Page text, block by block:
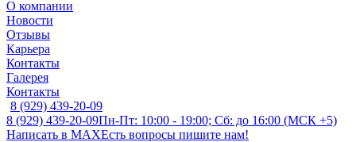
О компании
Новости
Отзывы
Карьера
Контакты
Галерея
Контакты
8 (929) 439-20-09
8 (929) 439-20-09Пн-Пт: 10:00 - 19:00; Сб: до 16:00 (МСК +5)
Написать в MAXЕсть вопросы пишите нам!